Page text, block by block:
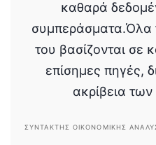
καθαρά
συμπεράσματα.Όλα
του βασίζονται σε
επίσημες πηγές,
ακρίβεια
ΣΥΝΤΆΚΤΗΣ ΟΙΚΟΝΟΜΙΚΉΣ